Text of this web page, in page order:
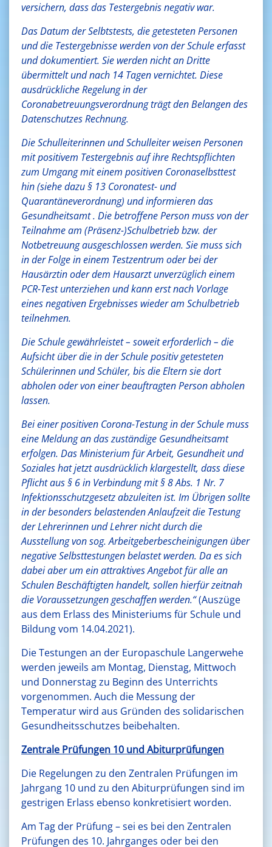
versichern, dass das Testergebnis negativ war.
Das Datum der Selbtstests, die getesteten Personen
und die Testergebnisse werden von der Schule erfasst
und dokumentiert. Sie werden nicht an Dritte
übermittelt und nach 14 Tagen vernichtet. Diese
ausdrückliche Regelung in der
Coronabetreuungsverordnung trägt den Belangen des
Datenschutzes Rechnung.
Die Schulleiterinnen und Schulleiter weisen Personen
mit positivem Testergebnis auf ihre Rechtspflichten
zum Umgang mit einem positiven Coronaselbsttest
hin (siehe dazu § 13 Coronatest- und
Quarantäneverordnung) und informieren das
Gesundheitsamt . Die betroffene Person muss von der
Teilnahme am (Präsenz-)Schulbetrieb bzw. der
Notbetreuung ausgeschlossen werden. Sie muss sich
in der Folge in einem Testzentrum oder bei der
Hausärztin oder dem Hausarzt unverzüglich einem
PCR-Test unterziehen und kann erst nach Vorlage
eines negativen Ergebnisses wieder am Schulbetrieb
teilnehmen.
Die Schule gewährleistet – soweit erforderlich – die
Aufsicht über die in der Schule positiv getesteten
Schülerinnen und Schüler, bis die Eltern sie dort
abholen oder von einer beauftragten Person abholen
lassen.
Bei einer positiven Corona-Testung in der Schule muss
eine Meldung an das zuständige Gesundheitsamt
erfolgen. Das Ministerium für Arbeit, Gesundheit und
Soziales hat jetzt ausdrücklich klargestellt, dass diese
Pflicht aus § 6 in Verbindung mit § 8 Abs. 1 Nr. 7
Infektionsschutzgesetz abzuleiten ist. Im Übrigen sollte
in der besonders belastenden Anlaufzeit die Testung
der Lehrerinnen und Lehrer nicht durch die
Ausstellung von sog. Arbeitgeberbescheinigungen über
negative Selbsttestungen belastet werden. Da es sich
dabei aber um ein attraktives Angebot für alle an
Schulen Beschäftigten handelt, sollen hierfür zeitnah
die Voraussetzungen geschaffen werden.“(Auszüge
aus dem Erlass des Ministeriums für Schule und
Bildung vom 14.04.2021).
Die Testungen an der Europaschule Langerwehe
werden jeweils am Montag, Dienstag, Mittwoch
und Donnerstag zu Beginn des Unterrichts
vorgenommen. Auch die Messung der
Temperatur wird aus Gründen des solidarischen
Gesundheitsschutzes beibehalten.
Zentrale Prüfungen 10 und Abiturprüfungen
Die Regelungen zu den Zentralen Prüfungen im
Jahrgang 10 und zu den Abiturprüfungen sind im
gestrigen Erlass ebenso konkretisiert worden.
Am Tag der Prüfung – sei es bei den Zentralen
Prüfungen des 10. Jahrganges oder bei den